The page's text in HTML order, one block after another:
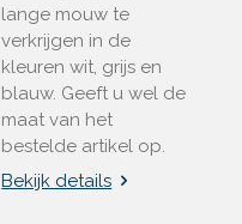
lange mouw te
verkrijgen in de
kleuren wit, grijs en
blauw. Geeft u wel de
maat van het
bestelde artikel op.
Bekijk details